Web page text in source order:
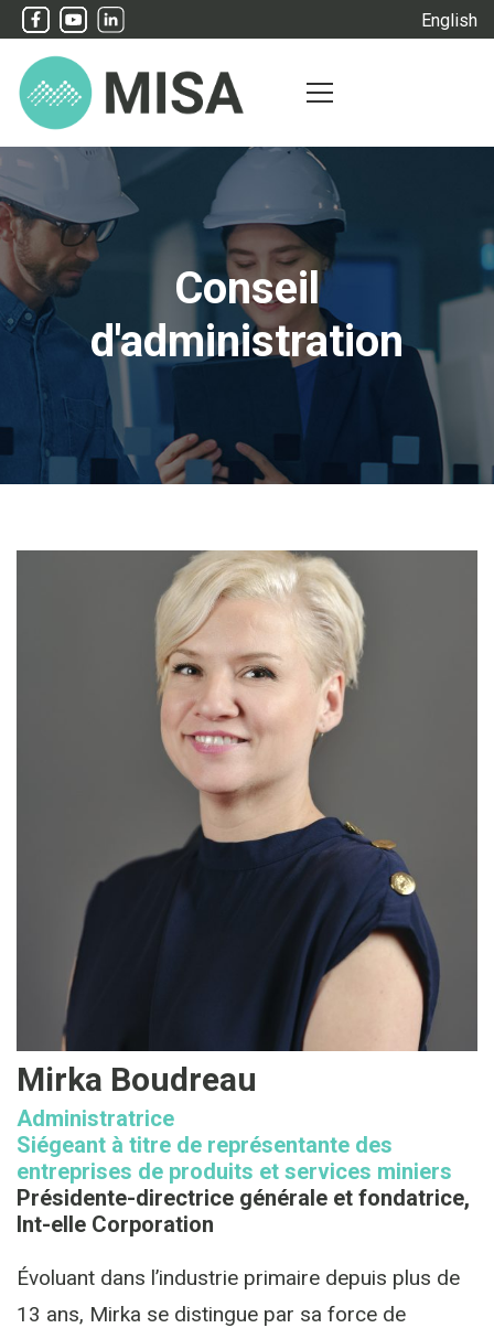
English
Conseil
d'administration
Mirka Boudreau
Administratrice
Siégeant à titre de représentante des
entreprises de produits et services miniers
Présidente-directrice générale et fondatrice,
Int-elle Corporation
Évoluant dans l’industrie primaire depuis plus de
13 ans, Mirka se distingue par sa force de